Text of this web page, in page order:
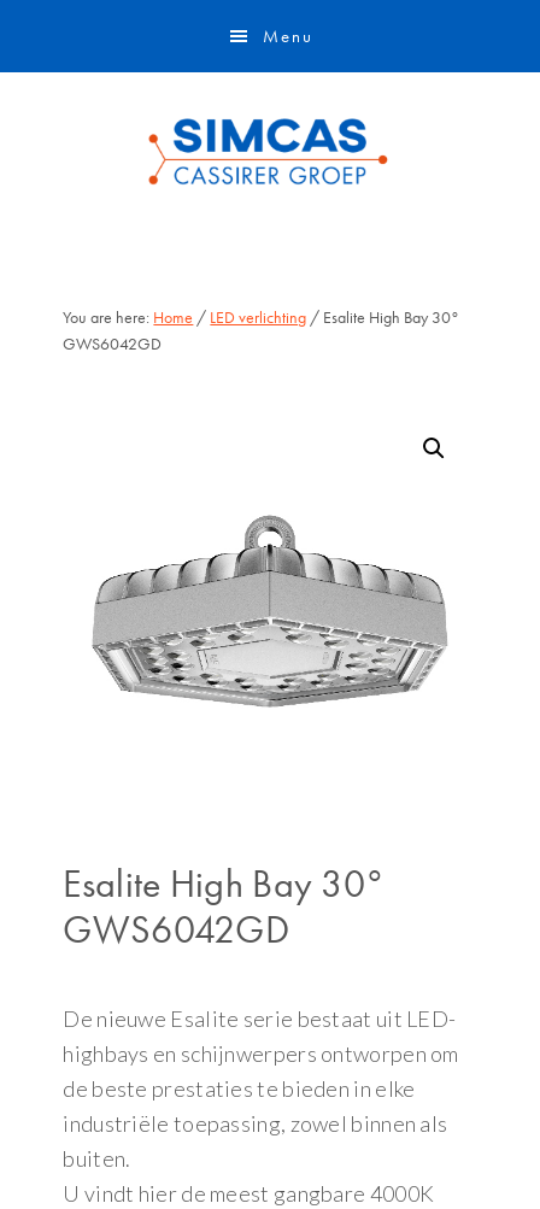
Menu
You are here: Home / LED verlichting / Esalite High Bay 30°
GWS6042GD
Esalite High Bay 30°
GWS6042GD
De nieuwe Esalite serie bestaat uit LED-
highbays en schijnwerpers ontworpen om
de beste prestaties te bieden in elke
industriële toepassing, zowel binnen als
buiten.
U vindt hier de meest gangbare 4000K